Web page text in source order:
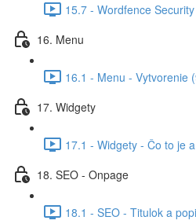
15.7 - Wordfence
16. Menu
16.1 - Menu - Vytvorenie
17. Widgety
17.1 - Widgety - Čo to je
18. SEO - Onpage
18.1 - SEO - Titulok a